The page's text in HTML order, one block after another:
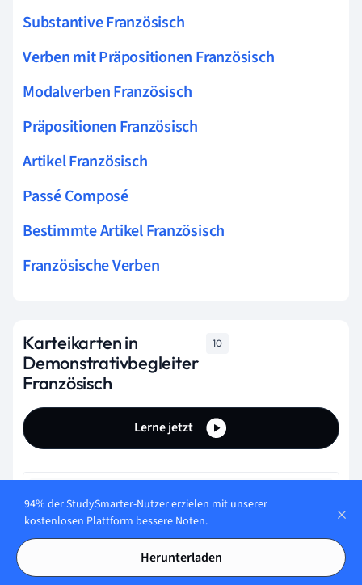
Substantive Französisch
Verben mit Präpositionen Französisch
Modalverben Französisch
Präpositionen Französisch
Artikel Französisch
Passé Composé
Bestimmte Artikel Französisch
Französische Verben
Karteikarten in
Demonstrativbegleiter
Französisch
10
Lerne jetzt
Französisch?
um auf Personen und Dinge hinzuweisen und sie
94% der StudySmarter-Nutzer erzielen mit unserer
kostenlosen Plattform bessere Noten.
Herunterladen